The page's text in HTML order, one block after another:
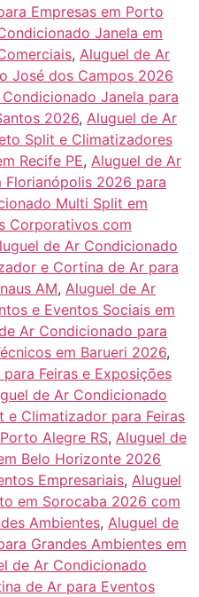
Empresas em Porto
Janela em
, Aluguel de Ar
José dos Campos 2026
Janela para
2026, Aluguel de Ar
Split e Climatizadores
Recife PE, Aluguel de Ar
2026 para
Multi Split em
Corporativos com
de Ar Condicionado
e Cortina de Ar para
AM, Aluguel de Ar
e Eventos Sociais em
Ar Condicionado para
em Barueri 2026,
Feiras e Exposições
de Ar Condicionado
e Climatizador para Feiras
Alegre RS, Aluguel de
Belo Horizonte 2026
Empresariais, Aluguel
em Sorocaba 2026 com
Ambientes, Aluguel de
Grandes Ambientes em
de Ar Condicionado
de Ar para Eventos